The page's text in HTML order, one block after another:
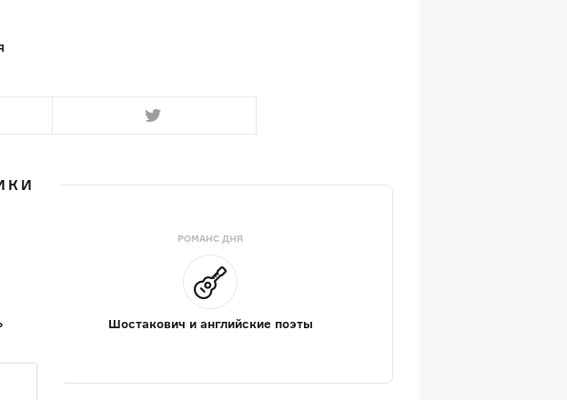
РОМАНС ДНЯ
Шостакович и английские поэты